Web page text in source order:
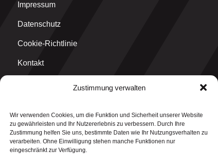
Zustimmung verwalten
Wir verwenden Cookies, um die Funktion und Sicherheit unserer Website
zu gewährleisten und Ihr Nutzererlebnis zu verbessern. Durch Ihre
Zustimmung helfen Sie uns, bestimmte Daten wie Ihr Nutzungsverhalten zu
verarbeiten. Ohne Einwilligung stehen manche Funktionen nur
eingeschränkt zur Verfügung.
Impressum
Datenschutz
Cookie-Richtlinie
Kontakt
think why GmbH
Graf-Ulrich-Straße 1
71229 Leonberg